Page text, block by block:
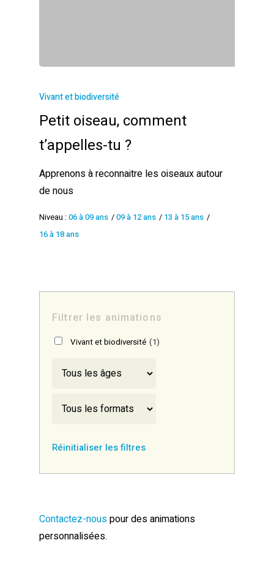
Vivant et biodiversité
Petit oiseau, comment
t’appelles-tu ?
Apprenons à reconnaitre les oiseaux autour
de nous
Niveau :06 à 09 ans /09 à 12 ans / 13 à 15 ans /
16 à 18 ans
Filtrer les animations
Vivant et biodiversité (1)
Réinitialiser les filtres
Contactez-nouspour des animations
personnalisées.